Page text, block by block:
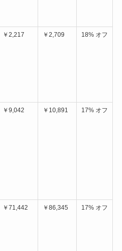
￥2,217 ￥2,709 18% オフ
￥9,042 ￥10,891 17% オフ
￥71,442 ￥86,345 17% オフ